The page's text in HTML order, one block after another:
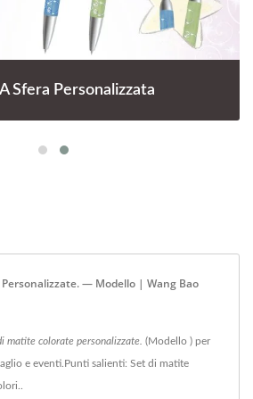
Sfera Personalizzata
— Modello | Wang Bao
matite colorate personalizzate. (Modello ) per
e eventi.Punti salienti: Set di matite